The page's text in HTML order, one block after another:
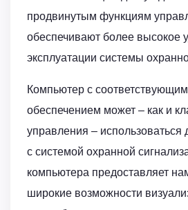
продвинутым функциям
обеспечивают более высокое
эксплуатации системы
Компьютер с
обеспечением может – как и
управления – использоваться
с системой охранной
компьютера предоставляет
широкие возможности